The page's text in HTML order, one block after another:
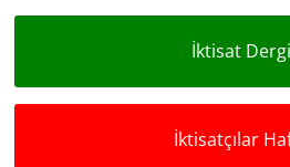
İktisat
İktisatçılar